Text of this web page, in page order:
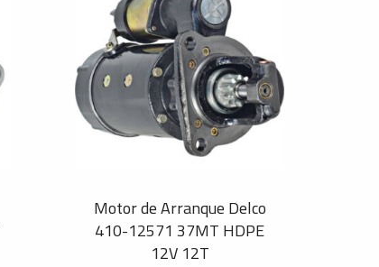
Motor de Arranque Delco
410-12571 37MT HDPE
12V 12T